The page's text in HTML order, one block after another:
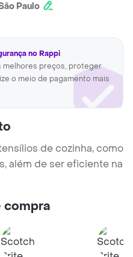
Paulo
no Rappi
melhores preços, proteger
o meio de pagamento mais
de cozinha, como
além de ser eficiente na
compra